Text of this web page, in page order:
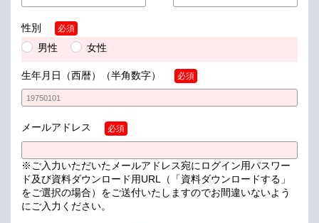
性別 必須
男性 女性
生年月日（西暦） （半角数字） 必須
メールアドレス 必須
※ご入力いただいたメールアドレス宛にログイン用パスワー
ド及び資料ダウンロード用URL（「資料ダウンロードする」
をご選択の場合）をご送付いたしますのでお間違いないよう
にご入力ください。